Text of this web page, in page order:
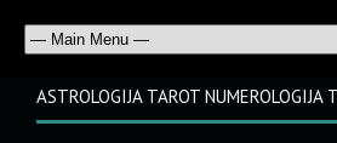
ASTROLOGIJA TAROT NUMEROLOGIJA